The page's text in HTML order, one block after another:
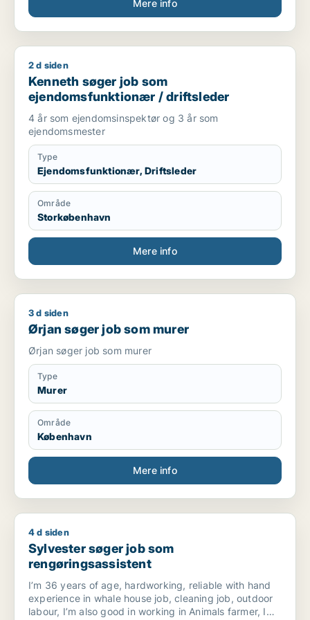
Mere info
Kenneth søger job som ejendomsfunktionær / driftsleder
2 d siden
Kenneth søger job som
ejendomsfunktionær / driftsleder
4 år som ejendomsinspektør og 3 år som
ejendomsmester
Type
Ejendomsfunktionær, Driftsleder
Område
Storkøbenhavn
Mere info
Ørjan søger job som murer
3 d siden
Ørjan søger job som murer
Ørjan søger job som murer
Type
Murer
Område
København
Mere info
Sylvester søger job som rengøringsassistent
4 d siden
Sylvester søger job som
rengøringsassistent
I’m 36 years of age, hardworking, reliable with hand
experience in whale house job, cleaning job, outdoor
labour, I’m also good in working in Animals farmer, I